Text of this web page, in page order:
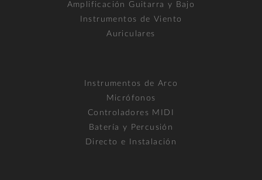
Amplificación Guitarra y Bajo
Instrumentos de Viento
Auriculares
Instrumentos de Arco
Micrófonos
Controladores MIDI
Batería y Percusión
Directo e Instalación